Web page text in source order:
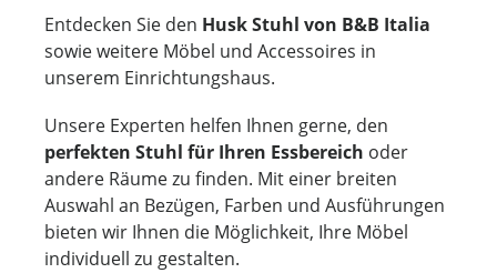
Entdecken Sie den Husk Stuhl von B&B Italia
sowie weitere Möbel und Accessoires in
unserem Einrichtungshaus.
Unsere Experten helfen Ihnen gerne, den
perfekten Stuhl für Ihren Essbereich oder
andere Räume zu finden. Mit einer breiten
Auswahl an Bezügen, Farben und Ausführungen
bieten wir Ihnen die Möglichkeit, Ihre Möbel
individuell zu gestalten.